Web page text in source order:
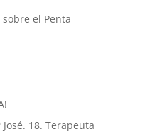
el Penta
18. Terapeuta